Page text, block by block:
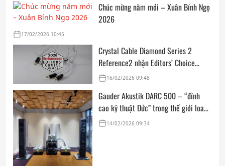
Chúc mừng năm mới – Xuân Bính Ngọ
2026
17/02/2026 10:45
Crystal Cable Diamond Series 2
Reference2 nhận Editors’ Choice
Award: Dedicated Audio 2026 từ The
16/02/2026 09:48
Gauder Akustik DARC 500 – “đỉnh
cao kỹ thuật Đức” trong thế giới loa
hi-end tham chiếu
14/02/2026 09:34